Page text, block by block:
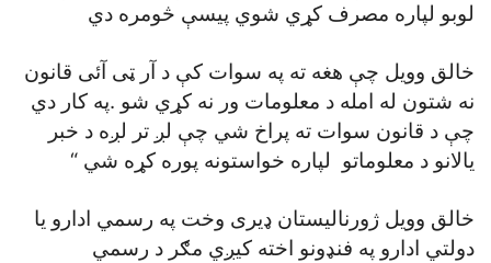
لوبو لپاره مصرف کړي شوي پيسې څومره دي
خالق وويل چې هغه ته په سوات کې د آر ټی آئی قانون
نه شتون له امله د معلومات ور نه کړي شو .په کار دي
چې د قانون سوات ته پراخ شي چې لږ تر لږه د خبر
يالانو د معلوماتو لپاره خواستونه پوره کړه شي “
خالق وويل ژورناليستان ډيری وخت په رسمي ادارو يا
دولتي ادارو په فنډونو اخته کيږي مګر د رسمي